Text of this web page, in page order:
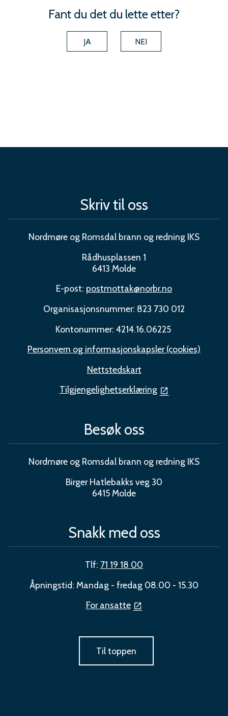
o
g
r
n
K
S
Fant du det du lette etter?
JA NEI
Skriv til oss
Nordmøre og Romsdal brann og redning IKS
Rådhusplassen 1
6413 Molde
E-post: postmottak@norbr.no
Organisasjonsnummer: 823 730 012
Kontonummer: 4214.16.06225
Personvern og informasjonskapsler (cookies)
Nettstedskart
Tilgjengelighetserklæring
Besøk oss
Nordmøre og Romsdal brann og redning IKS
Birger Hatlebakks veg 30
6415 Molde
Snakk med oss
Tlf: 71 19 18 00
Åpningstid: Mandag - fredag 08.00 - 15.30
For ansatte
Til toppen